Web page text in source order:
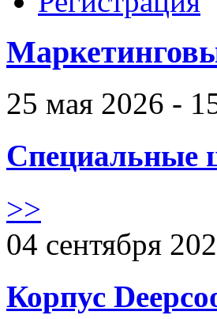
25 мая 2026 -
Специальные
>>
04 сентября
Корпус